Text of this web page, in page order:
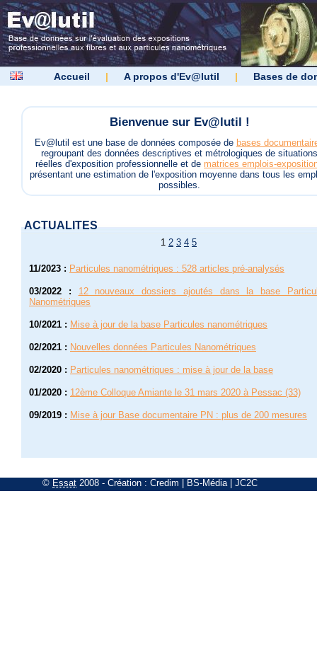
Accueil | A propos d'Ev@lutil | Bases de
Bienvenue sur Ev@lutil !
Ev@lutil est une base de données composée de bases
regroupant des données descriptives et métrologiques de situations
réelles d'exposition professionnelle et de matrices emplois-
présentant une estimation de l'exposition moyenne dans tous les
possibles.
ACTUALITES
1 2 3 4 5
11/2023 : Particules nanométriques : 528 articles pré-analysés
03/2022 :
12 nouveaux dossiers ajoutés dans la base
Nanométriques
10/2021 : Mise à jour de la base Particules nanométriques
02/2021 : Nouvelles données Particules Nanométriques
02/2020 : Particules nanométriques : mise à jour de la base
01/2020 : 12ème Colloque Amiante le 31 mars 2020 à Pessac (33)
09/2019 : Mise à jour Base documentaire PN : plus de 200 mesures
© Essat 2008 - Création : Credim BS-Média| JC2C